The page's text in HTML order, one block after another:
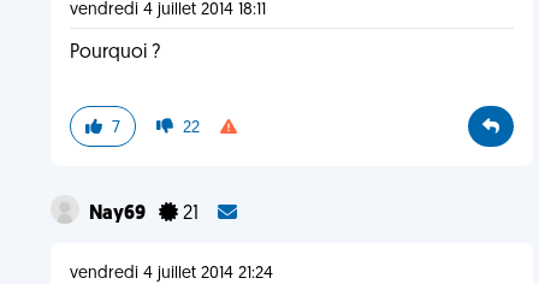
vendredi 4 juillet 2014 18:11
Pourquoi ?
7 22
Nay69 21
vendredi 4 juillet 2014 21:24